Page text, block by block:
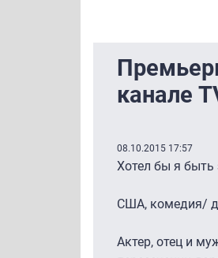
канале
08.10.2015 17:57
Хотел бы я быть
США, комедия/
Актер, отец и